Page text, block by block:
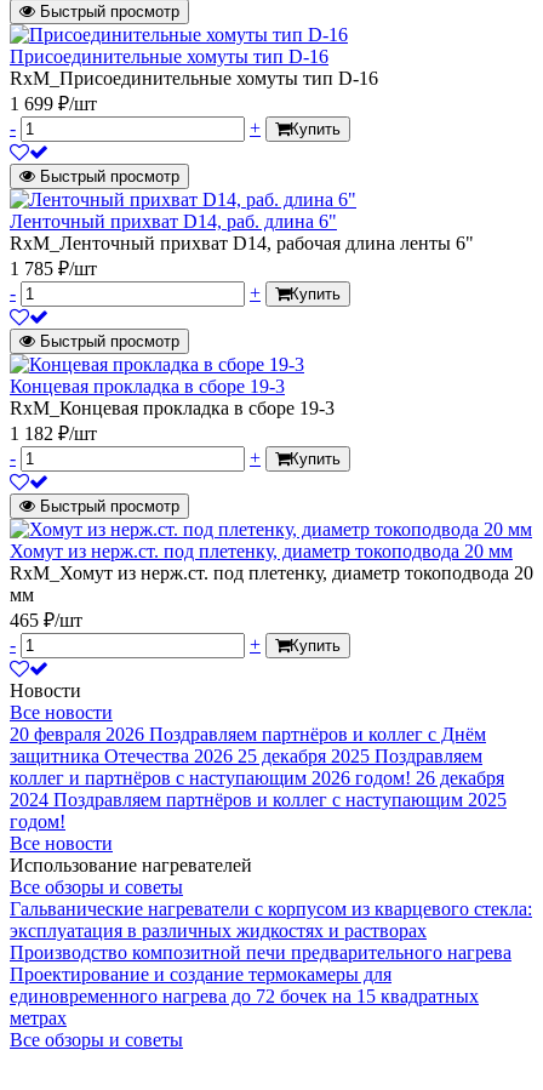
Быстрый просмотр
Присоединительные хомуты тип D-16
RxM_Присоединительные хомуты тип D-16
1 699 ₽/шт
-
+ Купить
Быстрый просмотр
Ленточный прихват D14, раб. длина 6"
RxM_Ленточный прихват D14, рабочая длина ленты 6"
1 785 ₽/шт
-
+ Купить
Быстрый просмотр
Концевая прокладка в сборе 19-3
RxM_Концевая прокладка в сборе 19-3
1 182 ₽/шт
-
+ Купить
Быстрый просмотр
Хомут из нерж.ст. под плетенку, диаметр токоподвода 20 мм
RxM_Хомут из нерж.ст. под плетенку, диаметр токоподвода 20
мм
465 ₽/шт
-
+ Купить
Новости
Все новости
20 февраля 2026 Поздравляем партнёров и коллег с Днём
защитника Отечества 2026 25 декабря 2025 Поздравляем
коллег и партнёров с наступающим 2026 годом! 26 декабря
2024 Поздравляем партнёров и коллег с наступающим 2025
годом!
Все новости
Использование нагревателей
Все обзоры и советы
Гальванические нагреватели с корпусом из кварцевого стекла:
эксплуатация в различных жидкостях и растворах
Производство композитной печи предварительного нагрева
Проектирование и создание термокамеры для
единовременного нагрева до 72 бочек на 15 квадратных
метрах
Все обзоры и советы